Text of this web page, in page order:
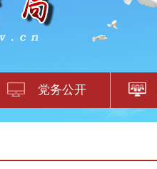
党务公开